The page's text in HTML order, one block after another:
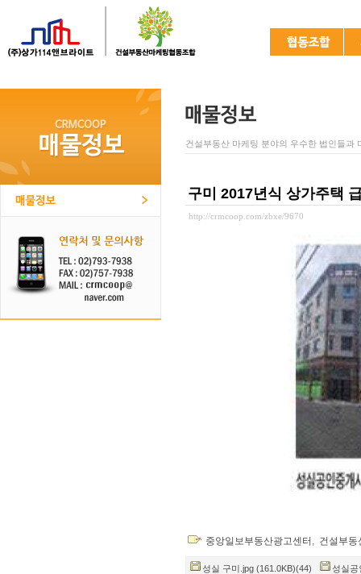
건설부동산 마케팅 분야의 우수한 법인들과
구미 2017년식 상가주택
http://crmcoop.com/zbxe/9670
중앙일보부동산광고센터 , 건설부동
성실 구미.jpg (161.0KB)(44) 성실공